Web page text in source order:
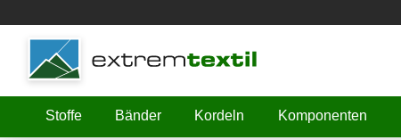
Shopware
Stoffe
Bänder Kordeln Komponenten